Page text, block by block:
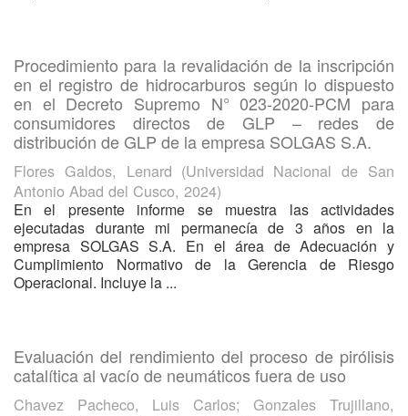
Procedimiento para la revalidación de la inscripción
en el registro de hidrocarburos según lo dispuesto
en el Decreto Supremo N° 023-2020-PCM para
consumidores directos de GLP – redes de
distribución de GLP de la empresa SOLGAS S.A.
Flores Galdos, Lenard (Universidad Nacional de San
Antonio Abad del Cusco, 2024)
En el presente informe se muestra las actividades
ejecutadas durante mi permanecía de 3 años en la
empresa SOLGAS S.A. En el área de Adecuación y
Cumplimiento Normativo de la Gerencia de Riesgo
Operacional. Incluye la ...
Evaluación del rendimiento del proceso de pirólisis
catalítica al vacío de neumáticos fuera de uso
Chavez Pacheco, Luis Carlos; Gonzales Trujillano,